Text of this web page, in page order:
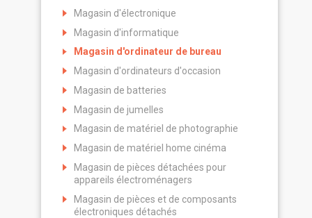
Magasin d'électronique
Magasin d'informatique
Magasin d'ordinateur de bureau
Magasin d'ordinateurs d'occasion
Magasin de batteries
Magasin de jumelles
Magasin de matériel de photographie
Magasin de matériel home cinéma
Magasin de pièces détachées pour
appareils électroménagers
Magasin de pièces et de composants
électroniques détachés